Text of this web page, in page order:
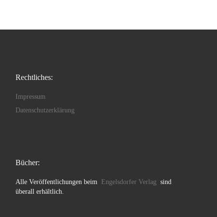
Rechtliches:
Impressum
Datenschutzerklärung
Bücher:
Alle Veröffentlichungen beim Engelsdorfer Verlag sind
überall erhältlich.